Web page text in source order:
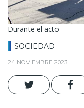
Durante el acto
SOCIEDAD
24 NOVIEMBRE 2023